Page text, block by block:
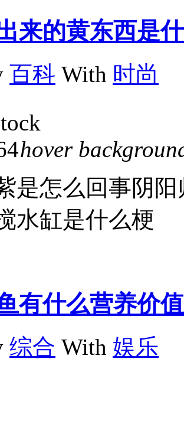
来的黄东西是
百科 With 时尚
hover
是怎么回事阴
水缸是什么梗
有什么营养价值
综合 With 娱乐